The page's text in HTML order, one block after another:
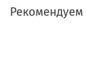
Рекомендуем